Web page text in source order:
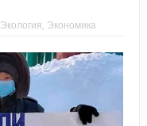
Экология Экономика